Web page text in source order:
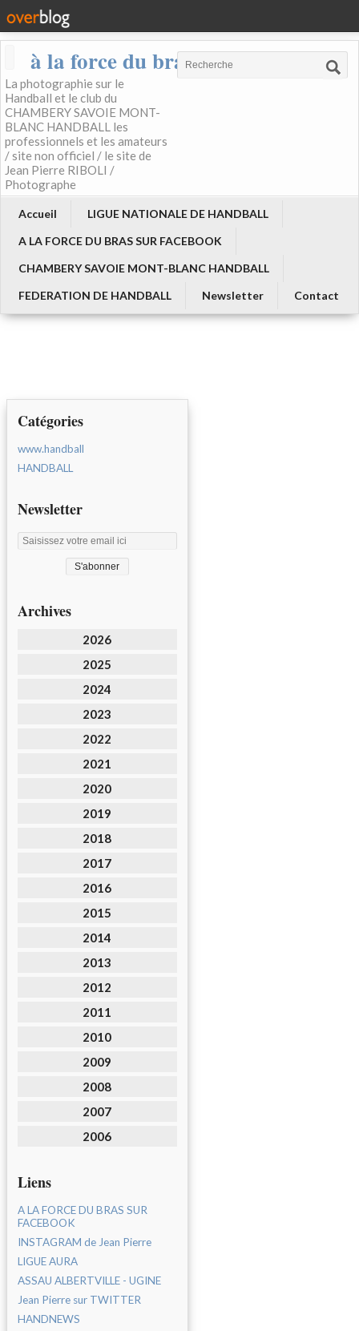
à la force du bras
La photographie sur le
Handball et le club du
CHAMBERY SAVOIE MONT-
BLANC HANDBALL les
professionnels et les amateurs
/ site non officiel / le site de
Jean Pierre RIBOLI /
Photographe
Accueil
LIGUE NATIONALE DE HANDBALL
A LA FORCE DU BRAS SUR FACEBOOK
CHAMBERY SAVOIE MONT-BLANC HANDBALL
FEDERATION DE HANDBALL
Newsletter Contact
Catégories
www.handball
HANDBALL
Newsletter
Archives
2026
2025
2024
2023
2022
2021
2020
2019
2018
2017
2016
2015
2014
2013
2012
2011
2010
2009
2008
2007
2006
Liens
A LA FORCE DU BRAS SUR
FACEBOOK
INSTAGRAM de Jean Pierre
LIGUE AURA
ASSAU ALBERTVILLE - UGINE
Jean Pierre sur TWITTER
HANDNEWS